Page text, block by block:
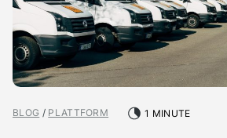
Preise
Ressourcen
Über Uns
BLOG / PLATTFORM 1 MINUTE